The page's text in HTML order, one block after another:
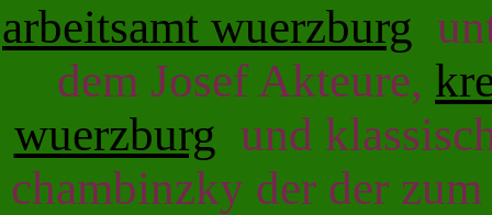
arbeitsamt wuerzburg
dem Josef Akteure,
wuerzburg und
chambinzky der der